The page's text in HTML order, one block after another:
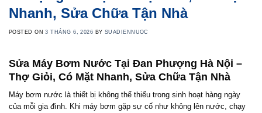
Nhanh, Sửa Chữa Tận Nhà
POSTED ON3 THÁNG 6, 2026 BYSUADIENNUOC
Sửa Máy Bơm Nước Tại Đan Phượng Hà Nội –
Thợ Giỏi, Có Mặt Nhanh, Sửa Chữa Tận Nhà
Máy bơm nước là thiết bị không thể thiếu trong sinh hoạt hàng ngày
của mỗi gia đình. Khi máy bơm gặp sự cố như không lên nước, chạy